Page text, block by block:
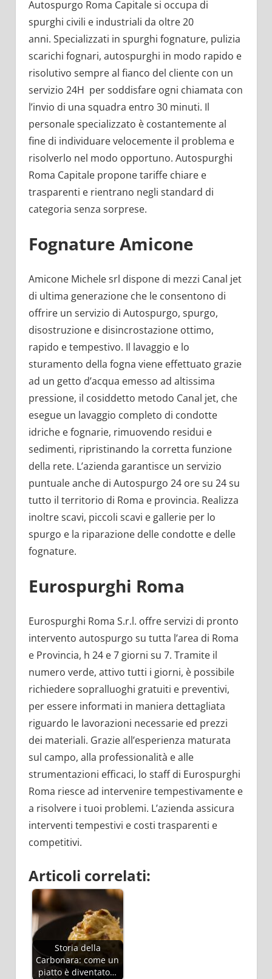
Autospurgo Roma Capitale si occupa di
spurghi civili e industriali da oltre 20
anni. Specializzati in spurghi fognature, pulizia
scarichi fognari, autospurghi in modo rapido e
risolutivo sempre al fianco del cliente con un
servizio 24H per soddisfare ogni chiamata con
l’invio di una squadra entro 30 minuti. Il
personale specializzato è costantemente al
fine di individuare velocemente il problema e
risolverlo nel modo opportuno. Autospurghi
Roma Capitale propone tariffe chiare e
trasparenti e rientrano negli standard di
categoria senza sorprese.
Fognature Amicone
Amicone Michele srl dispone di mezzi Canal jet
di ultima generazione che le consentono di
offrire un servizio di Autospurgo, spurgo,
disostruzione e disincrostazione ottimo,
rapido e tempestivo. Il lavaggio e lo
sturamento della fogna viene effettuato grazie
ad un getto d’acqua emesso ad altissima
pressione, il cosiddetto metodo Canal jet, che
esegue un lavaggio completo di condotte
idriche e fognarie, rimuovendo residui e
sedimenti, ripristinando la corretta funzione
della rete. L’azienda garantisce un servizio
puntuale anche di Autospurgo 24 ore su 24 su
tutto il territorio di Roma e provincia. Realizza
inoltre scavi, piccoli scavi e gallerie per lo
spurgo e la riparazione delle condotte e delle
fognature.
Eurospurghi Roma
Eurospurghi Roma S.r.l. offre servizi di pronto
intervento autospurgo su tutta l’area di Roma
e Provincia, h 24 e 7 giorni su 7. Tramite il
numero verde, attivo tutti i giorni, è possibile
richiedere sopralluoghi gratuiti e preventivi,
per essere informati in maniera dettagliata
riguardo le lavorazioni necessarie ed prezzi
dei materiali. Grazie all’esperienza maturata
sul campo, alla professionalità e alle
strumentazioni efficaci, lo staff di Eurospurghi
Roma riesce ad intervenire tempestivamente e
a risolvere i tuoi problemi. L’azienda assicura
interventi tempestivi e costi trasparenti e
competitivi.
Articoli correlati:
Storia della
Carbonara: come un
piatto è diventato…